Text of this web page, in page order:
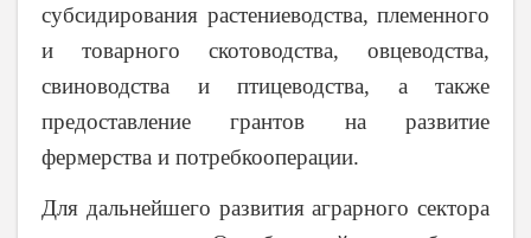
субсидирования растениеводства, племенного
и товарного скотоводства, овцеводства,
свиноводства и птицеводства, а также
предоставление грантов на развитие
фермерства и потребкооперации.
Для дальнейшего развития аграрного сектора